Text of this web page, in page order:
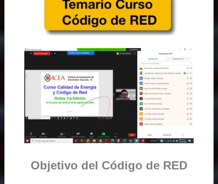
Objetivo del Código de RED